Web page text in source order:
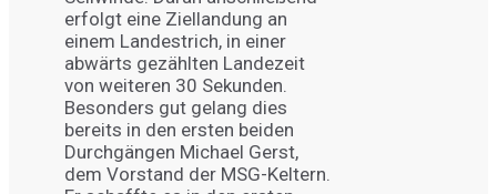
erfolgt eine Ziellandung an
einem Landestrich, in einer
abwärts gezählten Landezeit
von weiteren 30 Sekunden.
Besonders gut gelang dies
bereits in den ersten beiden
Durchgängen Michael Gerst,
dem Vorstand der MSG-Keltern.